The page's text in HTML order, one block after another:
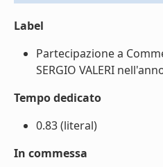
Label
Partecipazione a
SERGIO VALERI
Tempo dedicato
0.83 (literal)
In commessa